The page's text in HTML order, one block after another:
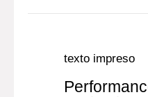
Packaging
visual
packaging